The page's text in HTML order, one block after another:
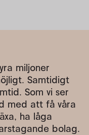
miljoner
Samtidigt
Som vi ser
med att få våra
ha låga
bolag.